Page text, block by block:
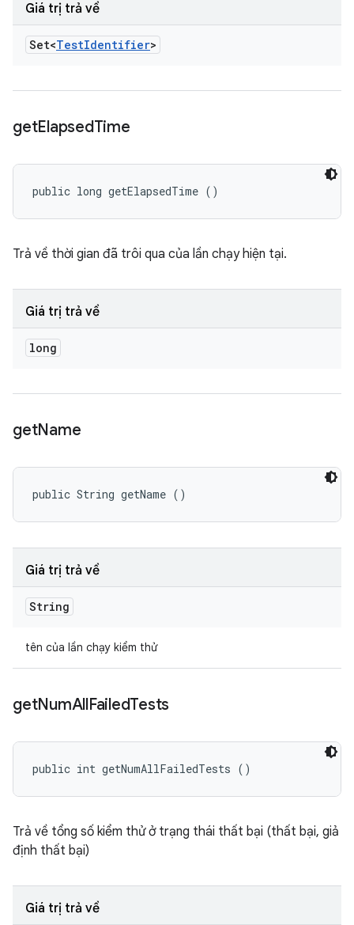
Giá trị trả về
Set<TestIdentifier>
getElapsedTime
public long getElapsedTime ()
Trả về thời gian đã trôi qua của lần chạy hiện tại.
Giá trị trả về
long
getName
public String getName ()
Giá trị trả về
String
tên của lần chạy kiểm thử
getNumAllFailedTests
public int getNumAllFailedTests ()
Trả về tổng số kiểm thử ở trạng thái thất bại (thất bại, giả
định thất bại)
Giá trị trả về